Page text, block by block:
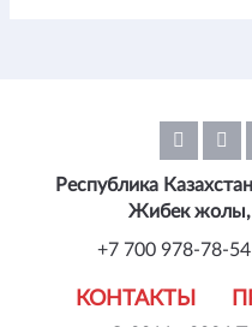
КОНТАКТЫ
Республика
Жибек жолы,
+7 700 978-78-